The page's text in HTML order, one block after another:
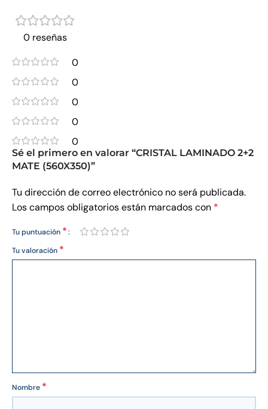
0 reseñas
0
0
0
0
0
Sé el primero en valorar “CRISTAL LAMINADO 2+2
MATE (560X350)”
Tu dirección de correo electrónico no será publicada.
Los campos obligatorios están marcados con *
Tu puntuación *
Tu valoración *
Nombre *